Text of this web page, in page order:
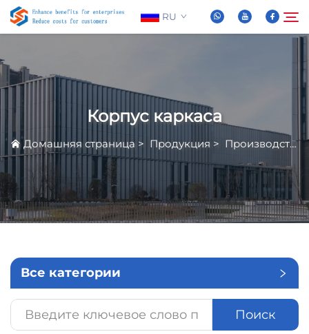
RU
О нас
Новости
Часто задаваемые вопросы
Связаться С Нами
Корпус каркаса
Домашняя страница > Продукция > Производство от ламарина
Все категории
Поиск